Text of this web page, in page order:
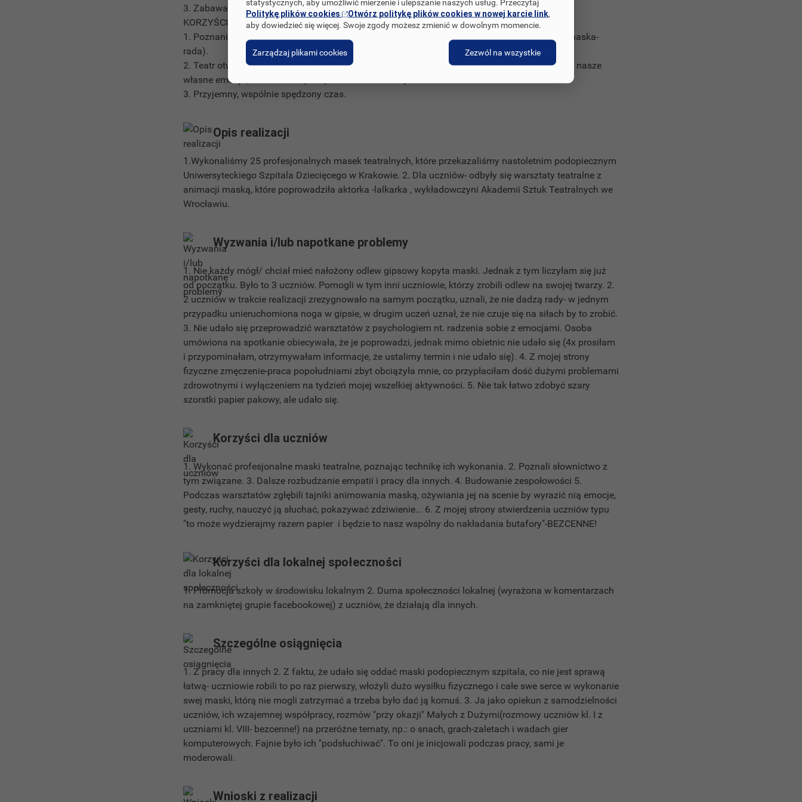
3. Zabawa, nauka pracy z maską teatralną.
KORZYŚCI DLA OBU GRUP:
1. Poznanie sposobów radzenia sobie z emocjami, próby wdrażania ich w życie codzienne (maska-
rada).
2. Teatr otwiera ludzi. Łatwiej przekażemy emocje maską teatralną, pod którą często kryją się nasze
własne emocje, które w realnym życiu trudno niekiedy nam okazać.
3. Przyjemny, wspólnie spędzony czas.
Opis realizacji
1.Wykonaliśmy 25 profesjonalnych masek teatralnych, które przekazaliśmy nastoletnim podopiecznym
Uniwersyteckiego Szpitala Dziecięcego w Krakowie. 2. Dla uczniów- odbyły się warsztaty teatralne z
animacji maską, które poprowadziła aktorka -lalkarka , wykładowczyni Akademii Sztuk Teatralnych we
Wrocławiu.
Wyzwania i/lub napotkane problemy
1. Nie każdy mógł/ chciał mieć nałożony odlew gipsowy kopyta maski. Jednak z tym liczyłam się już
od początku. Było to 3 uczniów. Pomogli w tym inni uczniowie, którzy zrobili odlew na swojej twarzy. 2.
2 uczniów w trakcie realizacji zrezygnowało na samym początku, uznali, że nie dadzą rady- w jednym
przypadku unieruchomiona noga w gipsie, w drugim uczeń uznał, że nie czuje się na siłach by to zrobić.
3. Nie udało się przeprowadzić warsztatów z psychologiem nt. radzenia sobie z emocjami. Osoba
umówiona na spotkanie obiecywała, że je poprowadzi, jednak mimo obietnic nie udało się (4x prosiłam
i przypominałam, otrzymywałam informacje, że ustalimy termin i nie udało się). 4. Z mojej strony
fizyczne zmęczenie-praca popołudniami zbyt obciążyła mnie, co przypłaciłam dość dużymi problemami
zdrowotnymi i wyłączeniem na tydzień mojej wszelkiej aktywności. 5. Nie tak łatwo zdobyć szary
szorstki papier pakowy, ale udało się.
Korzyści dla uczniów
1. Wykonać profesjonalne maski teatralne, poznając technikę ich wykonania. 2. Poznali słownictwo z
tym związane. 3. Dalsze rozbudzanie empatii i pracy dla innych. 4. Budowanie zespołowości 5.
Podczas warsztatów zgłębili tajniki animowania maską, ożywiania jej na scenie by wyrazić nią emocje,
gesty, ruchy, nauczyć ją słuchać, pokazywać zdziwienie... 6. Z mojej strony stwierdzenia uczniów typu
"to może wydzierajmy razem papier i będzie to nasz wspólny do nakładania butafory"-BEZCENNE!
Korzyści dla lokalnej społeczności
1. Promocja szkoły w środowisku lokalnym 2. Duma społeczności lokalnej (wyrażona w komentarzach
na zamkniętej grupie facebookowej) z uczniów, że działają dla innych.
Szczególne osiągnięcia
1. Z pracy dla innych 2. Z faktu, że udało się oddać maski podopiecznym szpitala, co nie jest sprawą
łatwą- uczniowie robili to po raz pierwszy, włożyli dużo wysiłku fizycznego i całe swe serce w wykonanie
swej maski, którą nie mogli zatrzymać a trzeba było dać ją komuś. 3. Ja jako opiekun z samodzielności
uczniów, ich wzajemnej współpracy, rozmów "przy okazji" Małych z Dużymi(rozmowy uczniów kl. I z
uczniami kl. VIII- bezcenne!) na przeróżne tematy, np.: o snach, grach-zaletach i wadach gier
komputerowych. Fajnie było ich "podsłuchiwać". To oni je inicjowali podczas pracy, sami je
moderowali.
Wnioski z realizacji
statystycznych, aby umożliwić mierzenie i ulepszanie naszych usług. Przeczytaj
Politykę plików cookies
Otwórz politykę plików cookies w nowej karcie link,
aby dowiedzieć się więcej. Swoje zgody możesz zmienić w dowolnym momencie.
Zarządzaj plikami cookies Zezwól na wszystkie